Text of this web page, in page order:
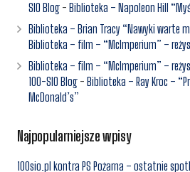
SIO Blog - Biblioteka – Napoleon Hill
Biblioteka – Brian Tracy “Nawyki warte
Biblioteka – film – “McImperium” –
Biblioteka – film – “McImperium” –
100-SIO Blog - Biblioteka – Ray Kroc –
McDonald’s”
Najpopularniejsze wpisy
100sio.pl kontra PS Pożarna – ostatnie